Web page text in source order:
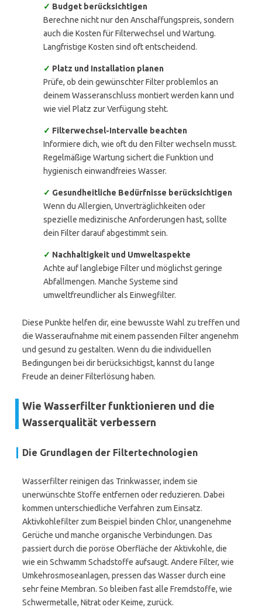
✓ Budget berücksichtigen
Berechne nicht nur den Anschaffungspreis, sondern
auch die Kosten für Filterwechsel und Wartung.
Langfristige Kosten sind oft entscheidend.
✓ Platz und Installation planen
Prüfe, ob dein gewünschter Filter problemlos an
deinem Wasseranschluss montiert werden kann und
wie viel Platz zur Verfügung steht.
✓ Filterwechsel-Intervalle beachten
Informiere dich, wie oft du den Filter wechseln musst.
Regelmäßige Wartung sichert die Funktion und
hygienisch einwandfreies Wasser.
✓ Gesundheitliche Bedürfnisse berücksichtigen
Wenn du Allergien, Unverträglichkeiten oder
spezielle medizinische Anforderungen hast, sollte
dein Filter darauf abgestimmt sein.
✓ Nachhaltigkeit und Umweltaspekte
Achte auf langlebige Filter und möglichst geringe
Abfallmengen. Manche Systeme sind
umweltfreundlicher als Einwegfilter.
Diese Punkte helfen dir, eine bewusste Wahl zu treffen und
die Wasseraufnahme mit einem passenden Filter angenehm
und gesund zu gestalten. Wenn du die individuellen
Bedingungen bei dir berücksichtigst, kannst du lange
Freude an deiner Filterlösung haben.
Wie Wasserfilter funktionieren und die
Wasserqualität verbessern
Die Grundlagen der Filtertechnologien
Wasserfilter reinigen das Trinkwasser, indem sie
unerwünschte Stoffe entfernen oder reduzieren. Dabei
kommen unterschiedliche Verfahren zum Einsatz.
Aktivkohlefilter zum Beispiel binden Chlor, unangenehme
Gerüche und manche organische Verbindungen. Das
passiert durch die poröse Oberfläche der Aktivkohle, die
wie ein Schwamm Schadstoffe aufsaugt. Andere Filter, wie
Umkehrosmoseanlagen, pressen das Wasser durch eine
sehr feine Membran. So bleiben fast alle Fremdstoffe, wie
Schwermetalle, Nitrat oder Keime, zurück.